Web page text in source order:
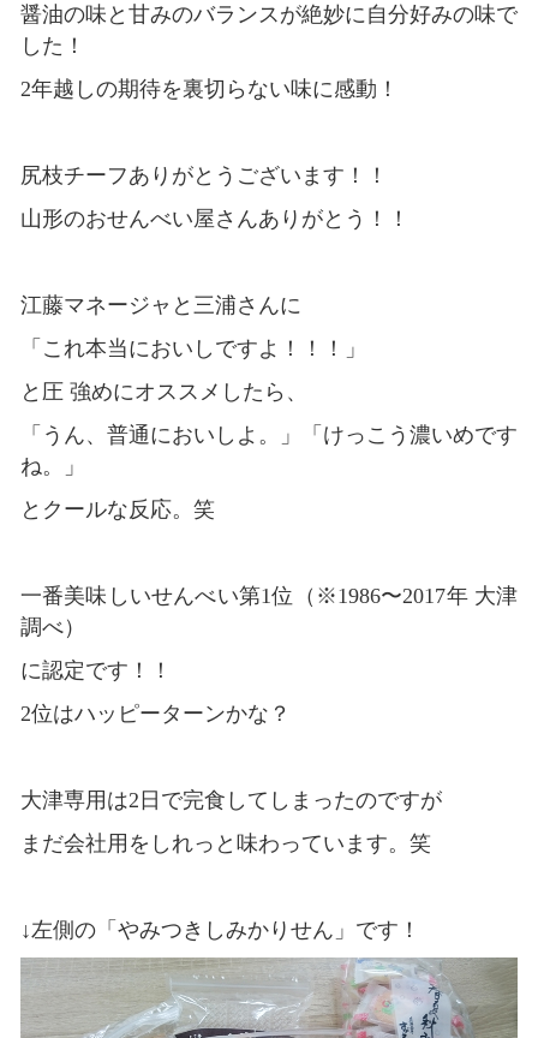
醤油の味と甘みのバランスが絶妙に自分好みの味で
した！
2年越しの期待を裏切らない味に感動！
尻枝チーフありがとうございます！！
山形のおせんべい屋さんありがとう！！
江藤マネージャと三浦さんに
「これ本当においしですよ！！！」
と圧 強めにオススメしたら、
「うん、普通においしよ。」「けっこう濃いめです
ね。」
とクールな反応。笑
一番美味しいせんべい第1位 （※1986〜2017年 大津
調べ）
に認定です！！
2位はハッピーターンかな？
大津専用は2日で完食してしまったのですが
まだ会社用をしれっと味わっています。笑
↓左側の「やみつきしみかりせん」です！